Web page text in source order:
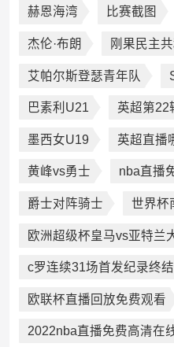
赫恩海湾 比赛截图
杰伦·布朗 刚果民主
艾帕尔斯登瑟青年队
巴素利U21 英超第22
墨西女U19 英超直播
黄峰vs勇士 nba直播
爵士对阵骑士 世界杯
欧洲超级杯皇马vs亚特兰
c罗连续31场首发纪录终结
欧联杯直播回放免费观看
2022nba直播免费高清在